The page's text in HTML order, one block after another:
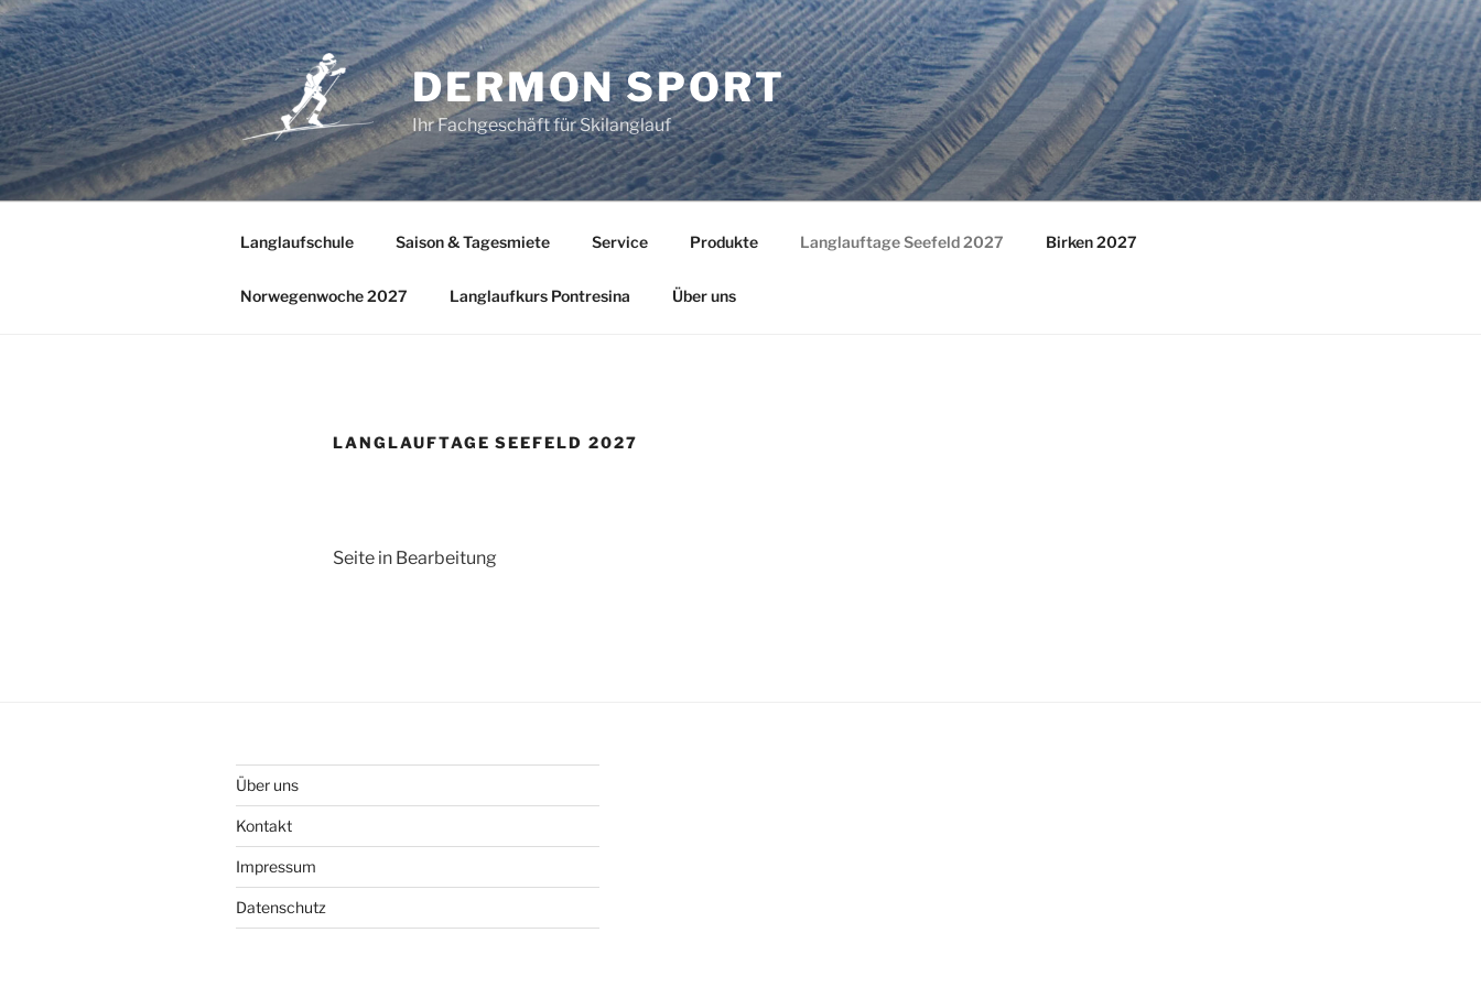
Zum
Inhalt
springen
DERMON SPORT
Ihr Fachgeschäft für Skilanglauf
Langlaufschule Saison & Tagesmiete Service Produkte Langlauftage Seefeld 2027 Birken 2027
Norwegenwoche 2027 Langlaufkurs Pontresina Über uns
LANGLAUFTAGE SEEFELD 2027
Seite in Bearbeitung
Über uns
Kontakt
Impressum
Datenschutz